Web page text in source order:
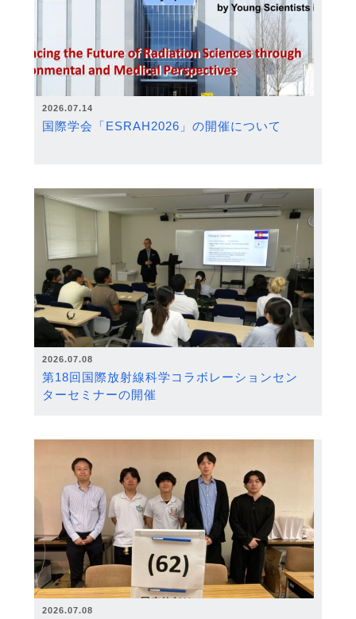
2026.07.14
国際学会「ESRAH2026」の開催について
2026.07.08
第18回国際放射線科学コラボレーションセン
ターセミナーの開催
2026.07.08